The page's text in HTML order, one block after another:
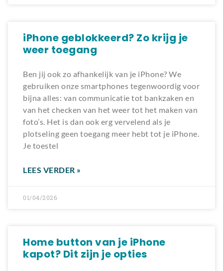
iPhone geblokkeerd? Zo krijg je
weer toegang
Ben jij ook zo afhankelijk van je iPhone? We
gebruiken onze smartphones tegenwoordig voor
bijna alles: van communicatie tot bankzaken en
van het checken van het weer tot het maken van
foto’s. Het is dan ook erg vervelend als je
plotseling geen toegang meer hebt tot je iPhone.
Je toestel
LEES VERDER »
01/04/2026
Home button van je iPhone
kapot? Dit zijn je opties